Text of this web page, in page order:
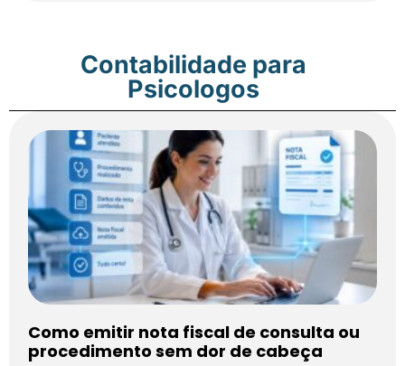
Contabilidade para
Psicologos
Como emitir nota fiscal de consulta ou
procedimento sem dor de cabeça